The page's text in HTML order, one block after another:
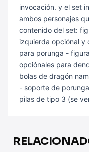
invocación. y el set
ambos personajes
contenido del set:
izquierda opciónal y
para porunga -
opciónales para
bolas de dragón
- soporte de
pilas de tipo 3 (se